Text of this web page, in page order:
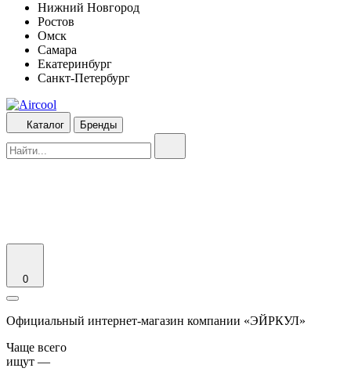
Нижний Новгород
Ростов
Омск
Самара
Екатеринбург
Санкт-Петербург
Каталог Бренды
0
Официальный интернет-магазин компании «ЭЙРКУЛ»
Чаще вcего
ищут —